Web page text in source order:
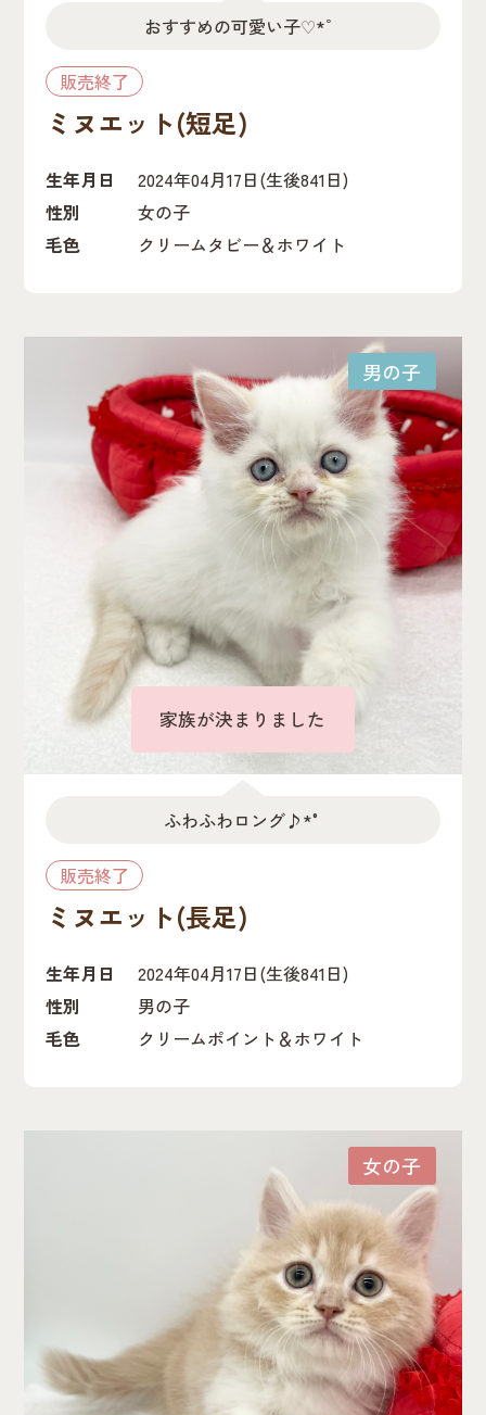
おすすめの可愛い子♡*゜
販売終了
ミヌエット(短足)
生年月日 2024年04月17日(生後841日)
性別
女の子
毛色
クリームタビー＆ホワイト
男の子
家族が決まりました
ふわふわロング♪*°
販売終了
ミヌエット(長足)
生年月日 2024年04月17日(生後841日)
性別
男の子
毛色
クリームポイント＆ホワイト
女の子